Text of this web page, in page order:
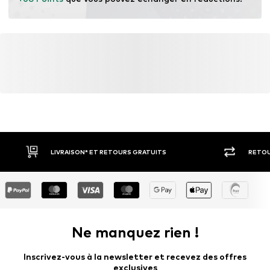
En savoir plus
LIVRAISON* ET RETOURS GRATUITS
Ne manquez rien !
Inscrivez-vous à la newsletter et recevez des offres
exclusives